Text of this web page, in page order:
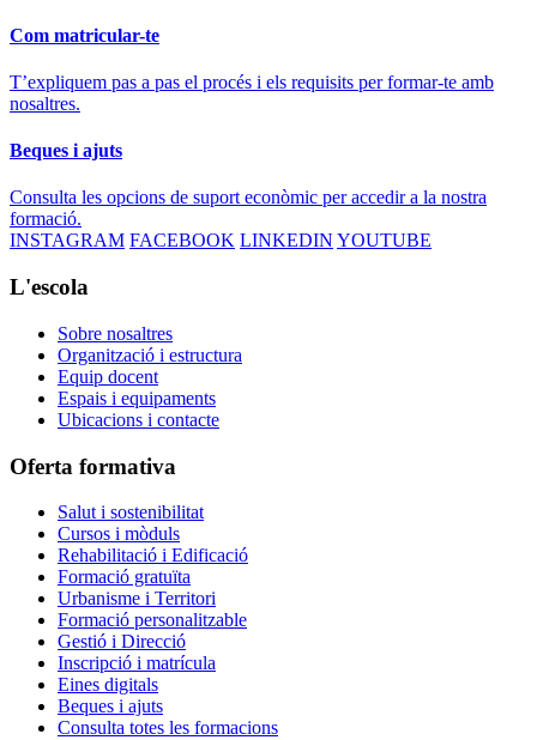
Com matricular-te
T’expliquem pas a pas el procés i els requisits per formar-te amb
nosaltres.
Beques i ajuts
Consulta les opcions de suport econòmic per accedir a la nostra
formació.
INSTAGRAM FACEBOOK LINKEDIN YOUTUBE
L'escola
Sobre nosaltres
Organització i estructura
Equip docent
Espais i equipaments
Ubicacions i contacte
Oferta formativa
Salut i sostenibilitat
Cursos i mòduls
Rehabilitació i Edificació
Formació gratuïta
Urbanisme i Territori
Formació personalitzable
Gestió i Direcció
Inscripció i matrícula
Eines digitals
Beques i ajuts
Consulta totes les formacions